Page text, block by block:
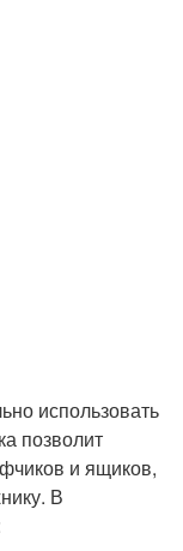
использовать
позволит
и ящиков,
В